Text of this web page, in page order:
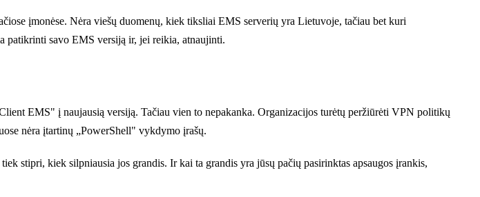
įmonėse. Nėra viešų duomenų, kiek tiksliai EMS serverių yra Lietuvoje, tačiau bet kuri
patikrinti savo EMS versiją ir, jei reikia, atnaujinti.
EMS" į naujausią versiją. Tačiau vien to nepakanka. Organizacijos turėtų peržiūrėti VPN politikų
nėra įtartinų „PowerShell" vykdymo įrašų.
stipri, kiek silpniausia jos grandis. Ir kai ta grandis yra jūsų pačių pasirinktas apsaugos įrankis,